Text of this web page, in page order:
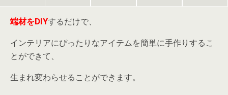
端材をDIYするだけで、
インテリアにぴったりなアイテムを簡単に手作りするこ
とができて、
生まれ変わらせることができます。